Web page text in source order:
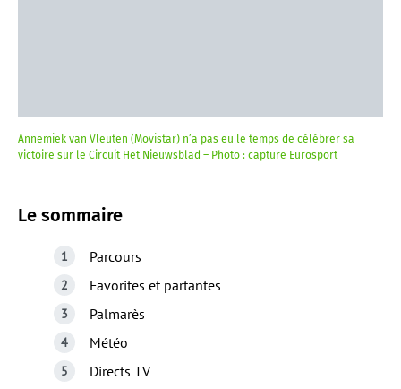
Annemiek van Vleuten (Movistar) n’a pas eu le temps de célébrer sa
victoire sur le Circuit Het Nieuwsblad – Photo : capture Eurosport
Le sommaire
Parcours
Favorites et partantes
Palmarès
Météo
Directs TV